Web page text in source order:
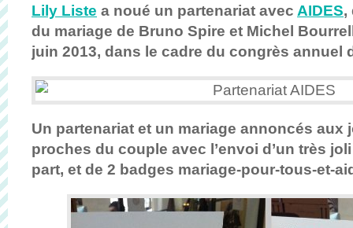
Lily Liste a noué un partenariat avec AIDES,
du mariage de Bruno Spire et Michel
juin 2013, dans le cadre du congrès annuel
Un partenariat et un mariage annoncés aux
proches du couple avec l’envoi d’un très
part, et de 2 badges mariage-pour-tous-et-